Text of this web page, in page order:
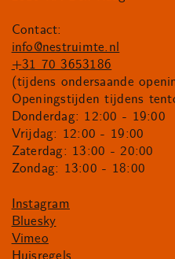
Contact:
info@nestruimte.nl
+31 70 3653186
(tijdens ondersaande
Openingstijden tijdens
Donderdag: 12:00 - 19:00
Vrijdag: 12:00 - 19:00
Zaterdag: 13:00 - 20:00
Zondag: 13:00 - 18:00
Instagram
Bluesky
Vimeo